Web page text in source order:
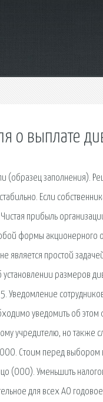
о выплате
(образец
Если
Чистая прибыль
формы
является простой
размеров
уведомить об этом
учредителю, но также
Стоим перед выбором
(ООО). Уменьшить
для всех АО